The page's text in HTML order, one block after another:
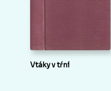
Vtáky v tŕní